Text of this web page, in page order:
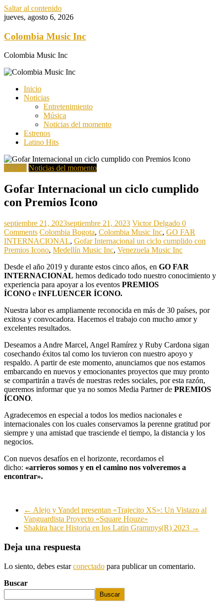
Saltar al contenido
jueves, agosto 6, 2026
Colombia Music Inc
Colombia Music Inc
Inicio
Noticias
Entretenimiento
Música
Noticias del momento
Estrenos
Latino Hits
Música Noticias del momento
Gofar Internacional un ciclo cumplido
con Premios Icono
septiembre 21, 2023septiembre 21, 2023 Victor Delgado 0
Comments Colombia Bogota, Colombia Music Inc, GO FAR
INTERNACIONAL, Gofar Internacional un ciclo cumplido con
Premios Icono, Medellín Music Inc, Venezuela Music Inc
Desde el año 2019 y durante estos cinco años, en GO FAR
INTERNACIONAL hemos dedicado todo nuestro conocimiento y
experiencia para apoyar a los eventos PREMIOS
ÍCONO e INFLUENCER ÍCONO.
Nuestra labor es ampliamente reconocida en más de 30 países, por
exitosa y convocadora. Hacemos el trabajo con mucho amor y
excelentes resultados.
Deseamos a Andre Marcel, Angel Ramírez y Ruby Cardona sigan
cosechando éxitos tal como los tuvieron con nuestro apoyo y
respaldo. A partir de este momento, anunciamos que nos estamos
embarcando en nuevos y emocionantes proyectos que muy pronto
se compartirán a través de nuestras redes sociales, por esta razón,
queremos informar que ya no somos Media Partner de PREMIOS
ÍCONO.
Agradecemos en especial a todos los medios nacionales e
internacionales con los cuales conservamos la perenne gratitud por
siempre y una amistad que trasciende el tiempo, la distancia y los
negocios.
Con nuevos desafíos en el horizonte, recordamos el
dicho: «arrieros somos y en el camino nos volveremos a
encontrar».
← Alejo y Yandel presentan «Trajecito XS»: Un Vistazo al
Vanguardista Proyecto «Square Houze»
Shakira hace Historia en los Latin Grammys(R) 2023 →
Deja una respuesta
Lo siento, debes estarconectado para publicar un comentario.
Buscar
Buscar